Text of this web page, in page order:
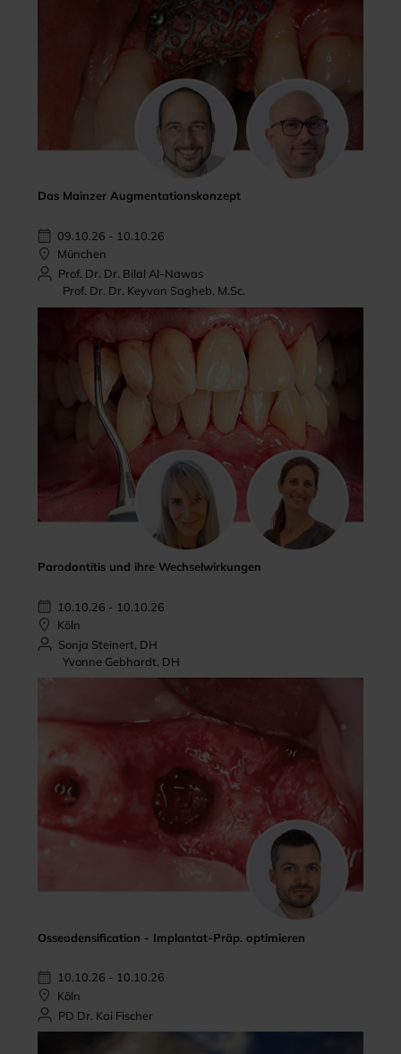
Das Mainzer Augmentationskonzept
09.10.26 - 10.10.26
München
Prof. Dr. Dr. Bilal Al-Nawas
Prof. Dr. Dr. Keyvan Sagheb, M.Sc.
Parodontitis und ihre Wechselwirkungen
10.10.26 - 10.10.26
Köln
Sonja Steinert, DH
Yvonne Gebhardt, DH
Osseodensification - Implantat-Präp. optimieren
10.10.26 - 10.10.26
Köln
PD Dr. Kai Fischer